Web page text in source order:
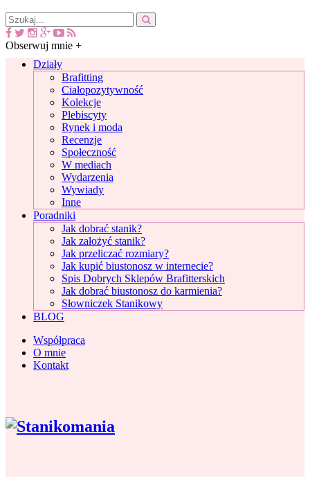
Obserwuj mnie +
Działy
Brafitting
Ciałopozytywność
Kolekcje
Plebiscyty
Rynek i moda
Recenzje
Społeczność
W mediach
Wydarzenia
Wywiady
Inne
Poradniki
Jak dobrać stanik?
Jak założyć stanik?
Jak przeliczać rozmiary?
Jak kupić biustonosz w internecie?
Spis Dobrych Sklepów Brafitterskich
Jak dobrać biustonosz do karmienia?
Słowniczek Stanikowy
BLOG
Współpraca
O mnie
Kontakt